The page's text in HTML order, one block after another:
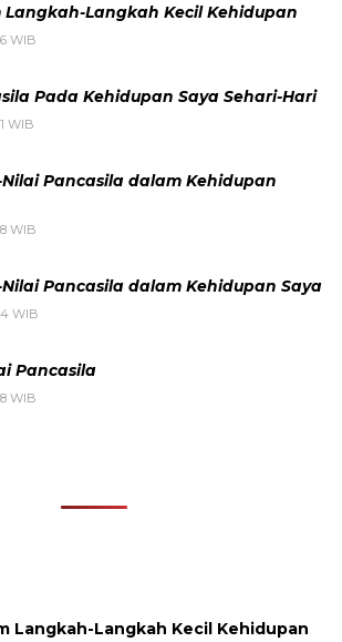
Langkah Kecil Kehidupan
WIB
Pada Kehidupan Saya Sehari-Hari
WIB
Pancasila dalam Kehidupan
WIB
Pancasila dalam Kehidupan Saya
WIB
Pancasila
WIB
Langkah-Langkah Kecil Kehidupan